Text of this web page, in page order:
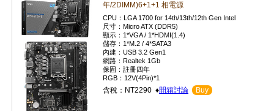
年/2DIMM)6+1+1 相電源
CPU：LGA 1700 for 14th/13th/12th Gen Intel
尺寸：Micro ATX (DDR5)
顯示：1*VGA / 1*HDMI(1.4)
儲存：1*M.2 / 4*SATA3
內建：USB 3.2 Gen1
網路：Realtek 1Gb
保固：註冊四年
RGB：12V(4Pin)*1
含稅：NT2290 ♦開箱討論 Buy